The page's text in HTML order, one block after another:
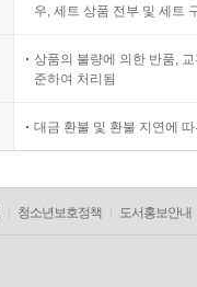
우, 세트 상품 전부 및 세트
상품의 불량에 의한 반품,
준하여 처리됨
대금 환불 및 환불 지연에
청소년보호정책 도서홍보안내